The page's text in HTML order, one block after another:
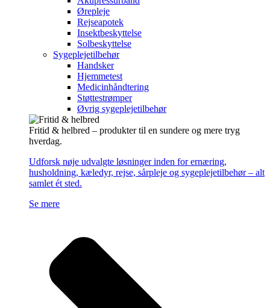
Ørepleje
Rejseapotek
Insektbeskyttelse
Solbeskyttelse
Sygeplejetilbehør
Handsker
Hjemmetest
Medicinhåndtering
Støttestrømper
Øvrig sygeplejetilbehør
Fritid & helbred – produkter til en sundere og mere tryg
hverdag.
Udforsk nøje udvalgte løsninger inden for ernæring,
husholdning, kæledyr, rejse, sårpleje og sygeplejetilbehør – alt
samlet ét sted.
Se mere